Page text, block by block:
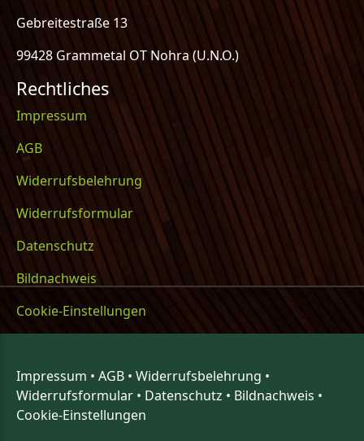
Gebreitestraße 13
99428 Grammetal OT Nohra (U.N.O.)
Rechtliches
Impressum
AGB
Widerrufsbelehrung
Widerrufsformular
Datenschutz
Bildnachweis
Cookie-Einstellungen
Impressum • AGB • Widerrufsbelehrung •
Widerrufsformular • Datenschutz • Bildnachweis •
Cookie-Einstellungen